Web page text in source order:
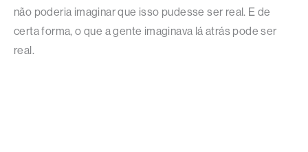
não poderia imaginar que isso pudesse ser real. E de
certa forma, o que a gente imaginava lá atrás pode ser
real.